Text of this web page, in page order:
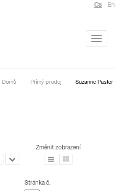
Cs En
Toggle
Domů Přímý prodej Suzanne Pastor
Změnit zobrazení
Stránka č.